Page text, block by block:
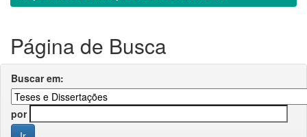
Página de Busca
Buscar em:
por